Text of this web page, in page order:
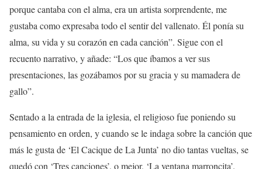
porque cantaba con el alma, era un artista sorprendente, me
gustaba como expresaba todo el sentir del vallenato. Él ponía su
alma, su vida y su corazón en cada canción”. Sigue con el
recuento narrativo, y añade: “Los que íbamos a ver sus
presentaciones, las gozábamos por su gracia y su mamadera de
gallo”.
Sentado a la entrada de la iglesia, el religioso fue poniendo su
pensamiento en orden, y cuando se le indaga sobre la canción que
más le gusta de ‘El Cacique de La Junta’ no dio tantas vueltas, se
quedó con ‘Tres canciones’, o mejor, ‘La ventana marroncita’.